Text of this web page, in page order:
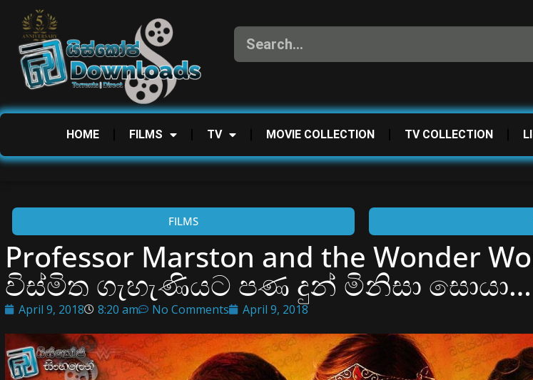
HOME FILMS TV MOVIE COLLECTION TV COLLECTION
FILMS
Professor Marston and the Wonder
විස්මිත ගැහැණියට පණ දුන් මිනිසා සොයා…
April 9, 2018 8:20 am No Comments April 9, 2018